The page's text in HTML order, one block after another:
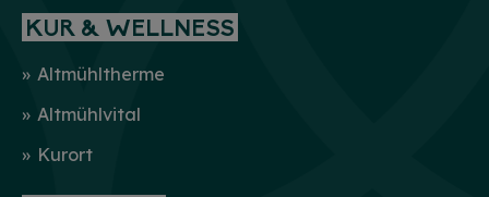
KUR & WELLNESS
Altmühltherme
Altmühlvital
Kurort